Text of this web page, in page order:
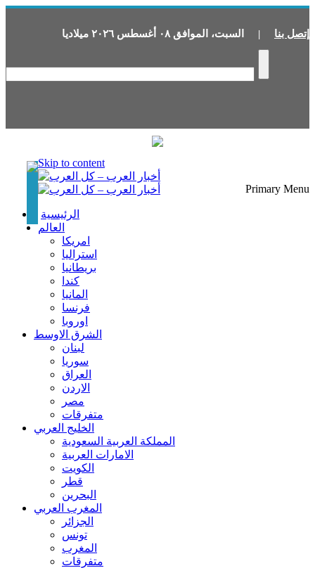
إتصل بنا | السبت، الموافق ٠٨ أغسطس ٢٠٢٦ ميلاديا
Skip to content
Primary Menu
الرئيسية
العالم
امريكا
استراليا
بريطانيا
كندا
المانيا
فرنسا
اوروبا
الشرق الاوسط
لبنان
سوريا
العراق
الاردن
مصر
متفرقات
الخليج العربي
المملكة العربية السعودية
الامارات العربية
الكويت
قطر
البحرين
المغرب العربي
الجزائر
تونس
المغرب
متفرقات